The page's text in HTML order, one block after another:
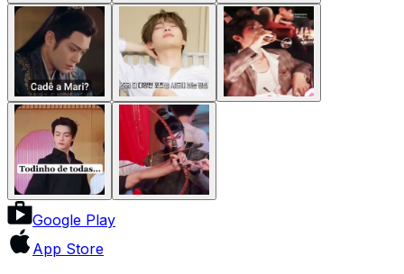
Google Play
App Store